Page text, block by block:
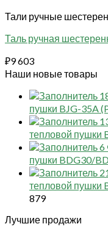
Тали ручные
Таль ручная
₽9 603
Наши новые товары
пушки BJG-35A
тепловой пушки
6
пушки BDG30/
тепловой пушки
879
Лучшие продажи